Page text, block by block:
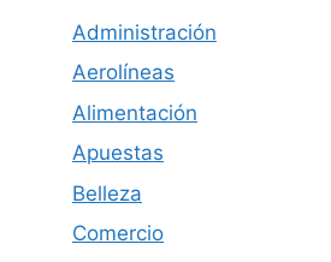
Administración
Aerolíneas
Alimentación
Apuestas
Belleza
Comercio